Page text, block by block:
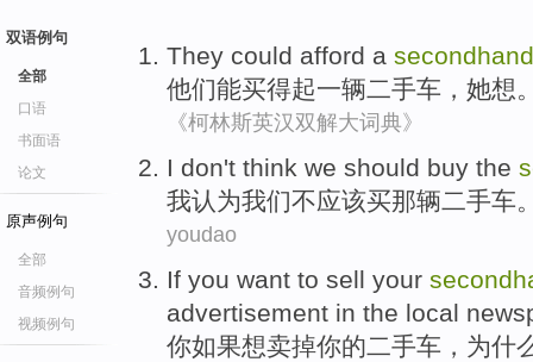
双语例句
全部
口语
书面语
论文
原声例句
全部
音频例句
视频例句
They could afford a
他们能买得起一辆二手车 ， 她想
《柯林斯英汉双解大词典》
I don't think we should buy the
我认为我们不应该买那辆二手车
youdao
If you want to sell your
advertisement in the local
你如果想卖掉你的二手车 ， 为什